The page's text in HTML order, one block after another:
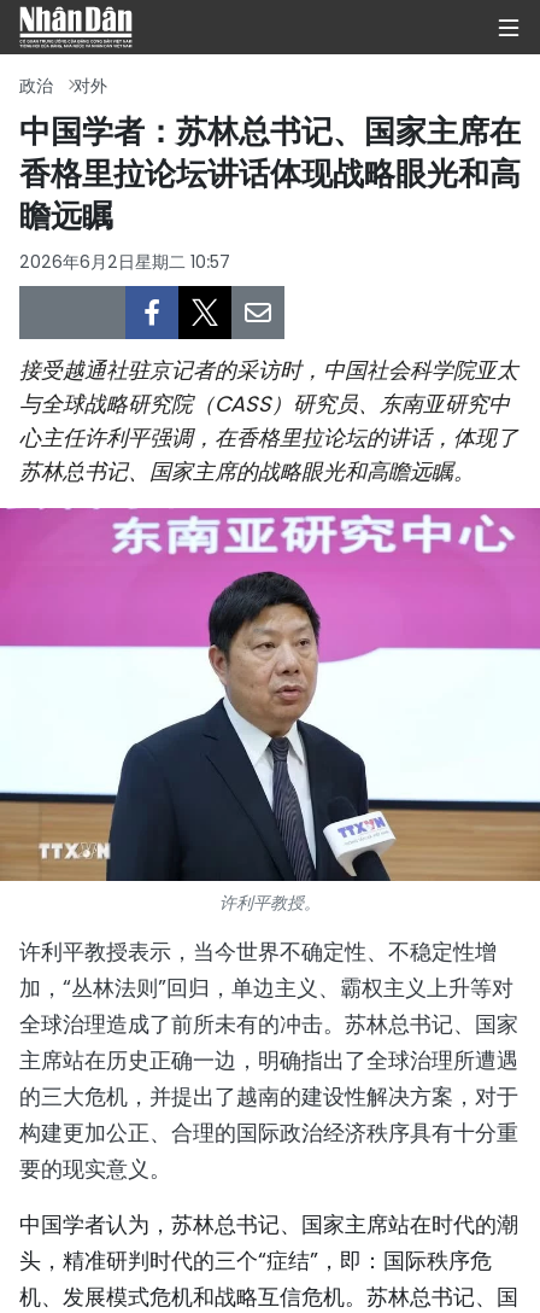
首页
经济
社会
环保
文化
体育
旅游
友谊桥梁
史海
多功能媒体
图表新闻
图库
视频
人民报社简介
TIẾNG VIỆT
FRANÇAIS
РУССКИЙ
政治 对外
中国学者：苏林总书记、国家主席在
香格里拉论坛讲话体现战略眼光和高
瞻远瞩
2026年6月2日星期二 10:57
接受越通社驻京记者的采访时，中国社会科学院亚太
与全球战略研究院（CASS）研究员、东南亚研究中
心主任许利平强调，在香格里拉论坛的讲话，体现了
苏林总书记、国家主席的战略眼光和高瞻远瞩。
许利平教授。
许利平教授表示，当今世界不确定性、不稳定性增
加，“丛林法则”回归，单边主义、霸权主义上升等对
全球治理造成了前所未有的冲击。苏林总书记、国家
主席站在历史正确一边，明确指出了全球治理所遭遇
的三大危机，并提出了越南的建设性解决方案，对于
构建更加公正、合理的国际政治经济秩序具有十分重
要的现实意义。
中国学者认为，苏林总书记、国家主席站在时代的潮
头，精准研判时代的三个“症结”，即：国际秩序危
机、发展模式危机和战略互信危机。苏林总书记、国